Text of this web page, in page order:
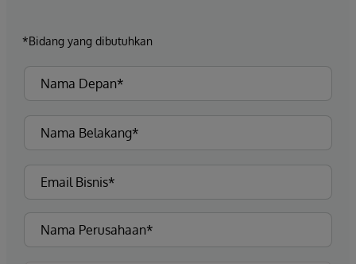
*Bidang yang dibutuhkan